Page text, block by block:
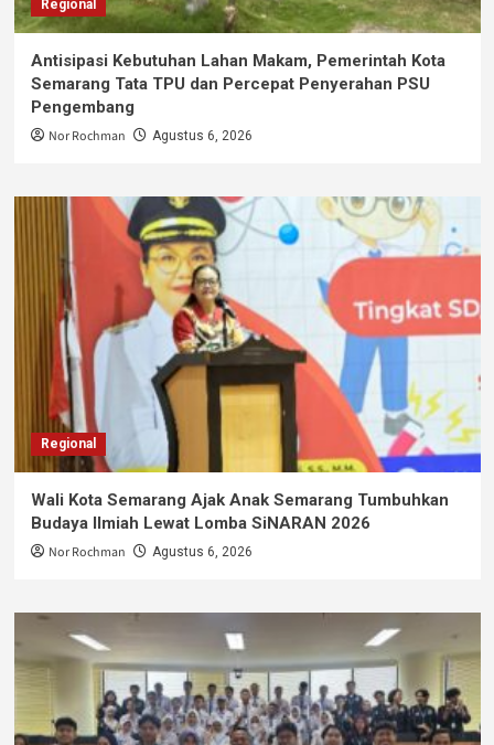
Regional
Antisipasi Kebutuhan Lahan Makam, Pemerintah Kota
Semarang Tata TPU dan Percepat Penyerahan PSU
Pengembang
Nor Rochman Agustus 6, 2026
Regional
Wali Kota Semarang Ajak Anak Semarang Tumbuhkan
Budaya Ilmiah Lewat Lomba SiNARAN 2026
Nor Rochman Agustus 6, 2026